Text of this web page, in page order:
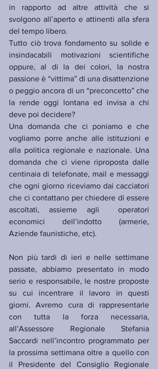
in rapporto ad altre attività che si
svolgono all’aperto e attinenti alla sfera
del tempo libero.
Tutto ciò trova fondamento su solide e
insindacabili motivazioni scientifiche
oppure, al di la dei colori, la nostra
passione è “vittima” di una disattenzione
o peggio ancora di un “preconcetto” che
la rende oggi lontana ed invisa a chi
deve poi decidere?
Una domanda che ci poniamo e che
vogliamo porre anche alle istituzioni e
alla politica regionale e nazionale. Una
domanda che ci viene riproposta dalle
centinaia di telefonate, mail e messaggi
che ogni giorno riceviamo dai cacciatori
che ci contattano per chiedere di essere
ascoltati, assieme agli  operatori
economici dell’indotto (armerie,
Aziende faunistiche, etc).
Non più tardi di ieri e nelle settimane
passate, abbiamo presentato in modo
serio e responsabile, le nostre proposte
su cui incentrare il lavoro in questi
giorni. Avremo cura di rappresentarle
con tutta la forza necessaria,
all’Assessore Regionale Stefania
Saccardi nell’incontro programmato per
la prossima settimana oltre a quello con
il Presidente del Consiglio Regionale